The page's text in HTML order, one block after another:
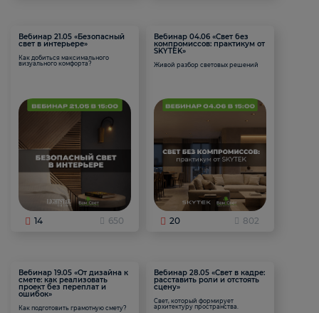
Вебинар 21.05 «Безопасный
свет в интерьере»
Как добиться максимального
визуального комфорта?
14 650
Вебинар 04.06 «Свет без
компромиссов: практикум от
SKYTEK»
Живой разбор световых решений
20 802
Вебинар 19.05 «От дизайна к
смете: как реализовать
проект без переплат и
ошибок»
Как подготовить грамотную смету?
Вебинар 28.05 «Свет в кадре:
расставить роли и отстоять
сцену»
Свет, который формирует
архитектуру пространства.